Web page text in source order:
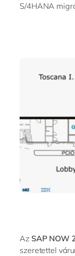
S/4HANA
Az SAP NOW
szeretettel